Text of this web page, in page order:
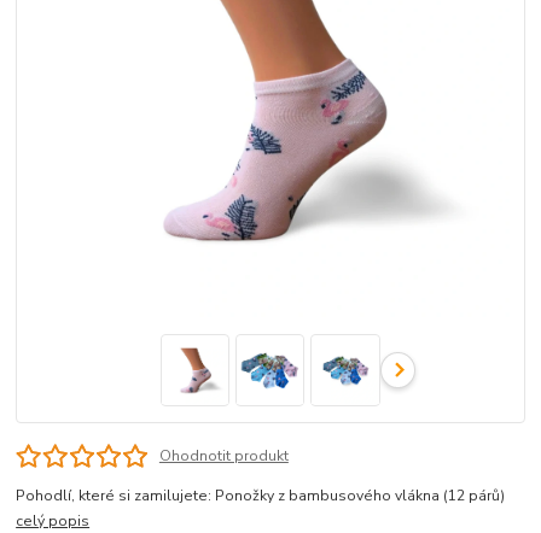
Ohodnotit produkt
Pohodlí, které si zamilujete: Ponožky z bambusového vlákna (12 párů)
celý popis